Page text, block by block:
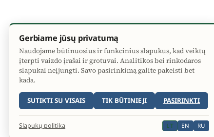
Gerbiame jūsų privatumą
Naudojame būtinuosius ir funkcinius slapukus, kad veiktų
įterpti vaizdo įrašai ir grotuvai. Analitikos bei rinkodaros
slapukai neįjungti. Savo pasirinkimą galite pakeisti bet
kada.
SUTIKTI SU VISAIS TIK BŪTINIEJI PASIRINKTI
Slapukų politika LT EN RU